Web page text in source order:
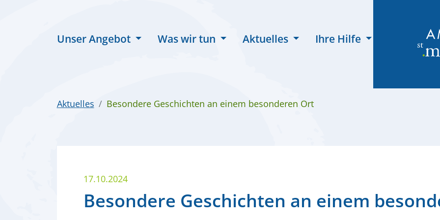
Unser Angebot Was wir tun Aktuelles Ihre Hilfe
Aktuelles Besondere Geschichten an einem besonderen Ort
17.10.2024
Besondere Geschichten an einem